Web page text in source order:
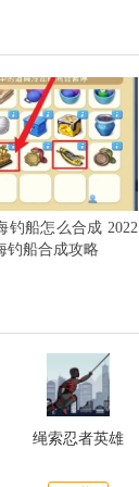
钓船怎么合成 2022
钓船合成攻略
绳索忍者英雄